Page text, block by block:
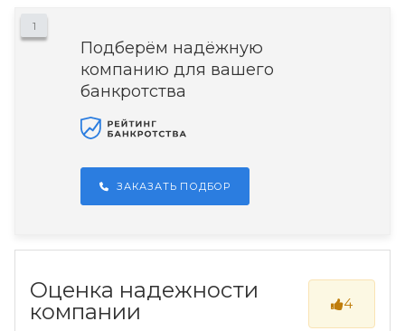
1
Подберём надёжную
компанию для вашего
банкротства
ЗАКАЗАТЬ ПОДБОР
Оценка надежности
компании
4